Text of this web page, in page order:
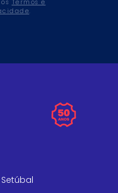
Termos e
.
Setúbal